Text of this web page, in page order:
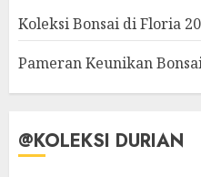
Koleksi Bonsai di Floria
Pameran Keunikan
@KOLEKSI DURIAN